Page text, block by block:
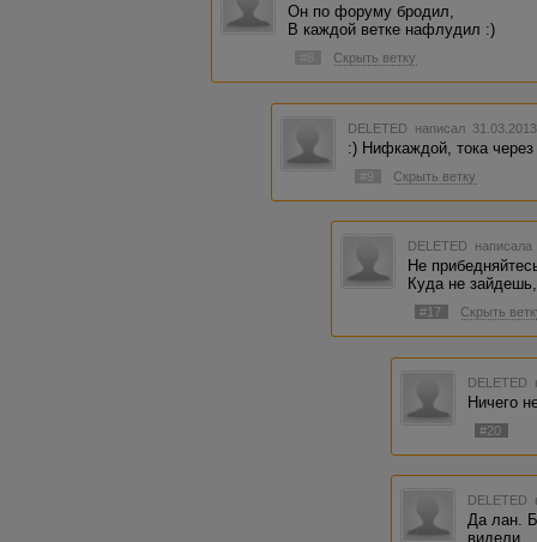
Он по форуму бродил,
В каждой ветке нафлудил :)
Скрыть ветку
DELETED написал
:) Нифкаждой, тока
#9 Скрыть ветку
DELETED
Не
Куда не
#17 Скрыть
DELETED
Ничего
#20
DELETED
Да лан.
видели.